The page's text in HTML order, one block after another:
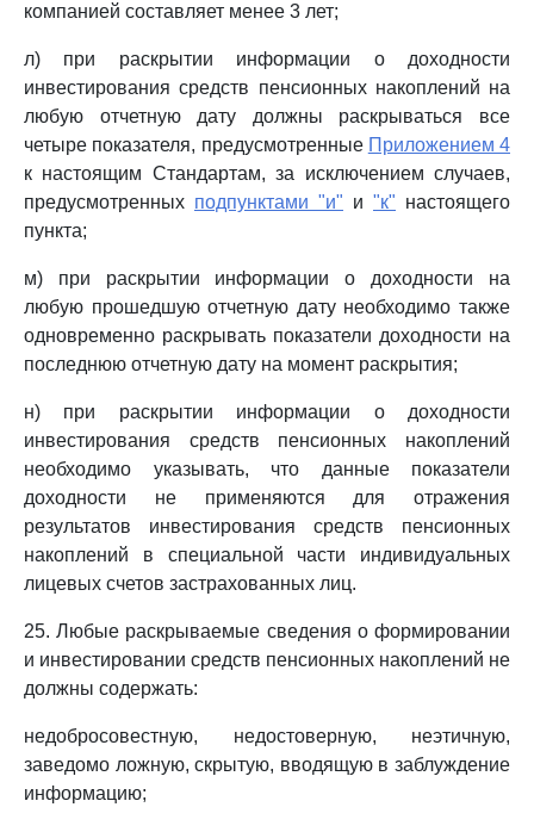
компанией составляет менее 3 лет;
л) при раскрытии информации о доходности
инвестирования средств пенсионных накоплений на
любую отчетную дату должны раскрываться все
четыре показателя, предусмотренные Приложением 4
к настоящим Стандартам, за исключением случаев,
предусмотренных подпунктами "и" и "к" настоящего
пункта;
м) при раскрытии информации о доходности на
любую прошедшую отчетную дату необходимо также
одновременно раскрывать показатели доходности на
последнюю отчетную дату на момент раскрытия;
н) при раскрытии информации о доходности
инвестирования средств пенсионных накоплений
необходимо указывать, что данные показатели
доходности не применяются для отражения
результатов инвестирования средств пенсионных
накоплений в специальной части индивидуальных
лицевых счетов застрахованных лиц.
25. Любые раскрываемые сведения о формировании
и инвестировании средств пенсионных накоплений не
должны содержать:
недобросовестную, недостоверную, неэтичную,
заведомо ложную, скрытую, вводящую в заблуждение
информацию;